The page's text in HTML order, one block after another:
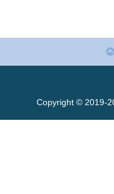
Copyright © 2019-